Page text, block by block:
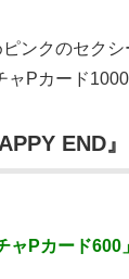
ンクのセク
ャPカード1000
END』
ャPカード600」